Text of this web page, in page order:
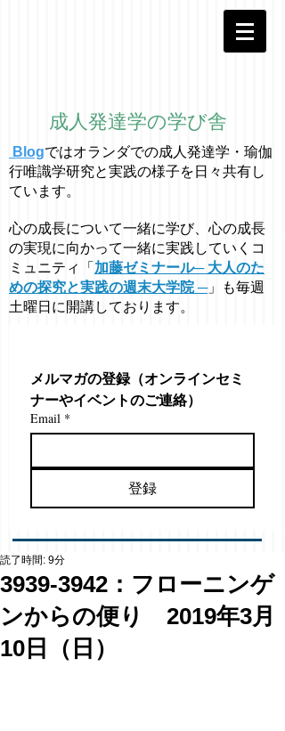
成人発達学の学び舎
Blogではオラ ンダでの成人発達学・ 瑜伽
行唯識学研究と実践の様子を日々共有し
ています。
心の成長について一緒に学び、心の成長
の実現に向かって一緒に実践していくコ
ミュニティ「 加藤ゼミナール─ 大人のた
めの探究と実践の週末大学院 ─」も毎週
土曜日に開講しております。
メルマガの登録（オンラインセミ
ナーやイベントのご連絡）
Email *
登録
3939-3942：フローニンゲ
ンからの便り 2019年3月
10日（日）
読了時間: 9分